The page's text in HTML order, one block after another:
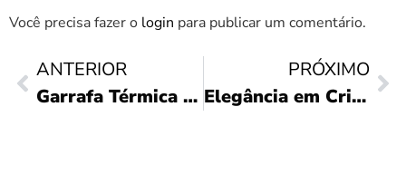
Você precisa fazer o login para publicar um comentário.
ANTERIOR
Garrafa Térmica Invicta: Praticidade e Estilo!
PRÓXIMO
Elegância em Cristal: Jarra e Taças Lyor